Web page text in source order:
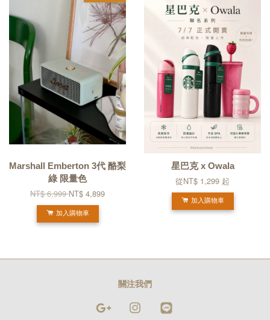
Marshall Emberton 3代 酪梨
綠 限量色
NT$ 6,999NT$ 4,899
加入購物車
星巴克 x Owala
從NT$ 1,299 起
加入購物車
關注我們
Google Instagram